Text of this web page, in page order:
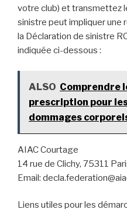
votre club) et transmettez
sinistre peut impliquer une
la Déclaration de sinistre
indiquée ci-dessous :
ALSO Comprendre
prescription pour
dommages
AIAC Courtage
14 rue de Clichy, 75311
Email:
Liens utiles pour les